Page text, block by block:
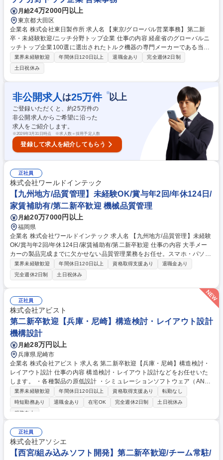
月給24万2000円以上
東京都大田区
企業名 株式会社東日製作所 求人名 【東京/グローバル営業事務】第二新
卒・未経験歓迎/ニッチ分野トップ企業 仕事の内容 経産省のグローバルニ
ッチトップ企業100選に選出されたトルク機器の専門メーカーである当社
において、今後も海外での受注・業績を増進していくにあたって重要な、
内勤業務をお任せします。 （1）海外代理店からの問い合わせ対応（技術
的な質問や修理依頼等） （2）見積もり対応 （3）受注処理、 （4）出
荷・貿易業務、入金管理等。 【製品】トルクレンチ（ボルトやナットを締
め付けるための専用工具）等 ※世界シェア30％、国内シェア70％の需要
が安定した製品です！ 募集職種 【東京/グローバル営業事務】第二新卒・
未経験歓迎/ニッチ分野トップ企業
業界未経験歓迎 年間休日120日以上 退職金あり
完全週休2日制
土日祝休み
非公開求人 は25万件 ※以上
ご登録いただくと、約25万件の
非公開求人からご希望に沿った
求人をご紹介します。
※2026年3月31日時点 ※求人数＝採用予定人数
登録して求人を紹介してもらう
正社員
株式会社ワールドインテック
【九州地方/品質管理】未経験OK/賞与年2回/年休124日/
家賃補助有/第二新卒歓迎 機械品質管理
月給20万7000円以上
福岡県
企業名 株式会社ワールドインテック 求人名 【九州地方/品質管理】未経験
OK/賞与年2回/年休124日/家賃補助有/第二新卒歓迎 仕事の内容 大手メー
カーの製品完成までに欠かせない品質管理業務をお任せ。スマホ・パソコ
ン・家電・自動車など人々の暮らしに密着したものづくりに携わりなが
ら、エンジニアとしてスキル・キャリアUPが目指せるのが魅力！ 「製品
完成までの工程」に注目し、品質・納期・コストを安定させるのが、品質
管理の大きな役割です。不良品がないかチェックシートの集計・分析や、
製造工程の無駄や工期短縮できないか生産性向上など、ものづくりの根幹
を担いながら成長できます。まずは製造現場を体験していき、データ入
力・書類作成といったやさしい仕事からスタート。ゆくゆくは「設計業
務」といったレベルの高い仕事にも挑戦できます。 募集職種 【九州地方/
品質管理】未経験OK/賞与年2回/年休124日/家賃補助有/第二新卒歓迎
業界未経験歓迎 年間休日120日以上 資格取得支援あり
退職金あり
完全週休2日制
土日祝休み
正社員
株式会社アビスト
第二新卒歓迎【兵庫・尼崎】構造検討・レイアウト設計
機構設計
月給28万円以上
兵庫県尼崎市
企業名 株式会社アビスト 求人名 第二新卒歓迎【兵庫・尼崎】構造検討・
レイアウト設計 仕事の内容 構造検討・レイアウト設計などをお任せいた
します。 ・各種製品の原低設計 ・シミュレーションソフトウェア（ANSY
S等）を用いた構造検討 ・生産ライン及び工場レイアウト設計 ・出張対応
あり 【当社について】設計請負率は60%超。顧客からの信頼と高い技術
力の証です。ほとんどの営業担当/拠点責任者が技術者出身。同じ目線で会
募集職種 第二新卒歓迎【兵庫・尼崎】構造検討・レイアウト設計
業界未経験歓迎 年間休日120日以上 資格取得支援あり
転勤なし
時短勤務あり
退職金あり 在宅OK 完全週休2日制
土日祝休み
服装自由
正社員
株式会社アソシエ
【西宮/組み込みソフト開発】第二新卒歓迎/チーム常駐/